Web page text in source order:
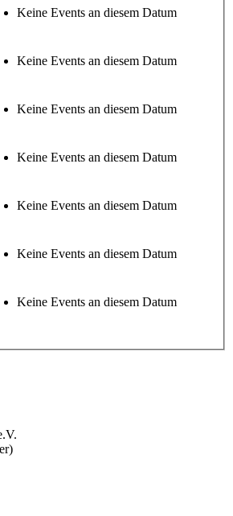
Keine Events an diesem Datum
Keine Events an diesem Datum
Keine Events an diesem Datum
Keine Events an diesem Datum
Keine Events an diesem Datum
Keine Events an diesem Datum
Keine Events an diesem Datum